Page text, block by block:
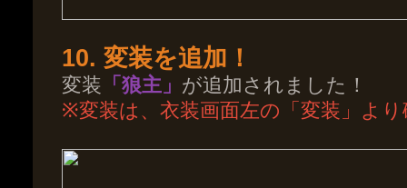
10. 変装を追加！
変装 「狼主」 が追加されました！
※変装は、衣装画面左の「変装」よ